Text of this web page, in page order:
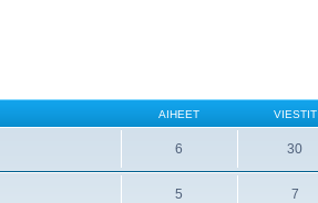
AIHEET VIESTIT
6 30
5 7